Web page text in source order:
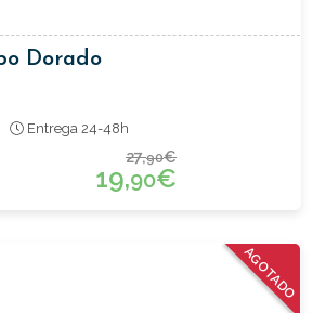
Dorado
Entrega 24-48h
27,90€
19,90€
AGOTADO